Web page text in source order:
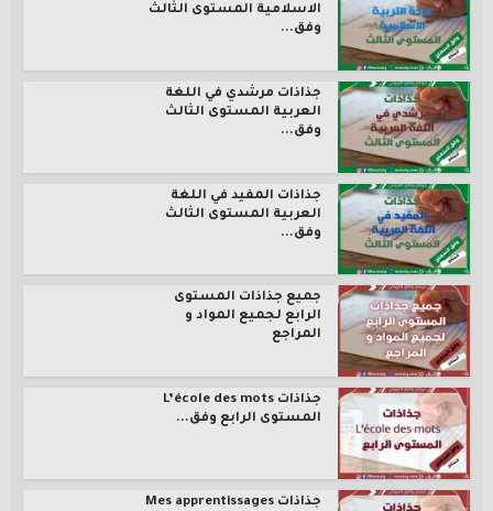
الاسلامية المستوى الثالث
وفق...
جذاذات مرشدي في اللغة
العربية المستوى الثالث
وفق...
جذاذات المفيد في اللغة
العربية المستوى الثالث
وفق...
جميع جذاذات المستوى
الرابع لجميع المواد و
المراجع
جذاذات L’école des mots
المستوى الرابع وفق...
جذاذات Mes apprentissages